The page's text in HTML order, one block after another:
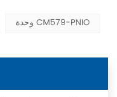
وحدة CM579-PNIO